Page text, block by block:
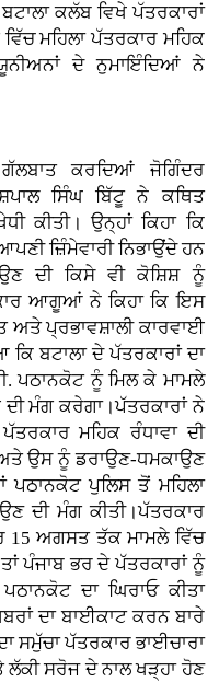
ਕਲੱਬ ਵਿਖੇ ਪੱਤਰਕਾਰਾਂ
ਮਹਿਲਾ ਪੱਤਰਕਾਰ ਮਹਿਕ
ਦੇ ਨੁਮਾਇੰਦਿਆਂ ਨੇ
ਕਰਦਿਆਂ ਜੋਗਿੰਦਰ
ਸਿੰਘ ਬਿੱਟੂ ਨੇ ਕਥਿਤ
ਕੀਤੀ। ਉਨ੍ਹਾਂ ਕਿਹਾ ਕਿ
ਜ਼ਿੰਮੇਵਾਰੀ ਨਿਭਾਉਂਦੇ ਹਨ
ਦੀ ਕਿਸੇ ਵੀ ਕੋਸ਼ਿਸ਼ ਨੂੰ
ਆਗੂਆਂ ਨੇ ਕਿਹਾ ਕਿ ਇਸ
ਅਤੇ ਪ੍ਰਭਾਵਸ਼ਾਲੀ ਕਾਰਵਾਈ
ਕਿ ਬਟਾਲਾ ਦੇ ਪੱਤਰਕਾਰਾਂ ਦਾ
ਨੂੰ ਮਿਲ ਕੇ ਮਾਮਲੇ
ਦੀ ਮੰਗ ਕਰੇਗਾ।ਪੱਤਰਕਾਰਾਂ ਨੇ
ਮਹਿਕ ਰੰਧਾਵਾ ਦੀ
ਅਤੇ ਉਸ ਨੂੰ ਡਰਾਉਣ-ਧਮਕਾਉਣ
ਪੁਲਿਸ ਤੋਂ ਮਹਿਲਾ
ਦੀ ਮੰਗ ਕੀਤੀ।ਪੱਤਰਕਾਰ
15 ਅਗਸਤ ਤੱਕ ਮਾਮਲੇ ਵਿੱਚ
ਪੰਜਾਬ ਭਰ ਦੇ ਪੱਤਰਕਾਰਾਂ ਨੂੰ
ਦਾ ਘਿਰਾਓ ਕੀਤਾ
ਦਾ ਬਾਈਕਾਟ ਕਰਨ ਬਾਰੇ
ਸਮੁੱਚਾ ਪੱਤਰਕਾਰ ਭਾਈਚਾਰਾ
ਸਰੋਜ ਦੇ ਨਾਲ ਖੜ੍ਹਾ ਹੋਣ